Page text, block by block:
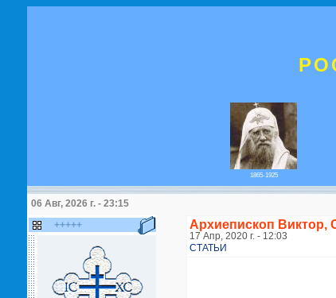
1865-1925
06 Авг, 2026 г. - 23:15
+++++
Архиепископ
17 Апр, 2020 г. - 12:03
СТАТЬИ